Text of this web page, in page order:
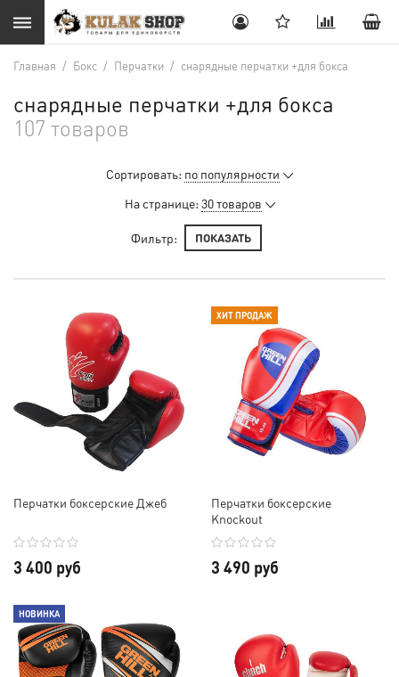
Главная / Бокс / Перчатки / снарядные перчатки +для бокса
снарядные перчатки +для бокса
107 товаров
Сортировать: по популярности
На странице: 30 товаров
Фильтр: ПОКАЗАТЬ
Перчатки боксерские Джеб
3 400 руб
ХИТ ПРОДАЖ
Перчатки боксерские
Knockout
3 490 руб
НОВИНКА